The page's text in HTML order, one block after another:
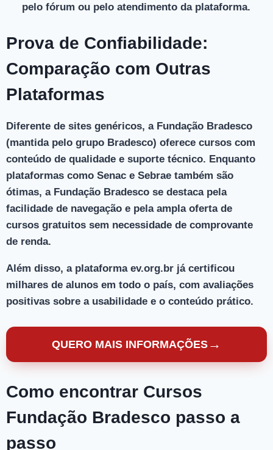
pelo fórum ou pelo atendimento da plataforma.
Prova de Confiabilidade:
Comparação com Outras
Plataformas
Diferente de sites genéricos, a Fundação Bradesco
(mantida pelo grupo Bradesco) oferece cursos com
conteúdo de qualidade e suporte técnico. Enquanto
plataformas como Senac e Sebrae também são
ótimas, a Fundação Bradesco se destaca pela
facilidade de navegação e pela ampla oferta de
cursos gratuitos sem necessidade de comprovante
de renda.
Além disso, a plataforma ev.org.br já certificou
milhares de alunos em todo o país, com avaliações
positivas sobre a usabilidade e o conteúdo prático.
QUERO MAIS INFORMAÇÕES →
Como encontrar Cursos
Fundação Bradesco passo a
passo